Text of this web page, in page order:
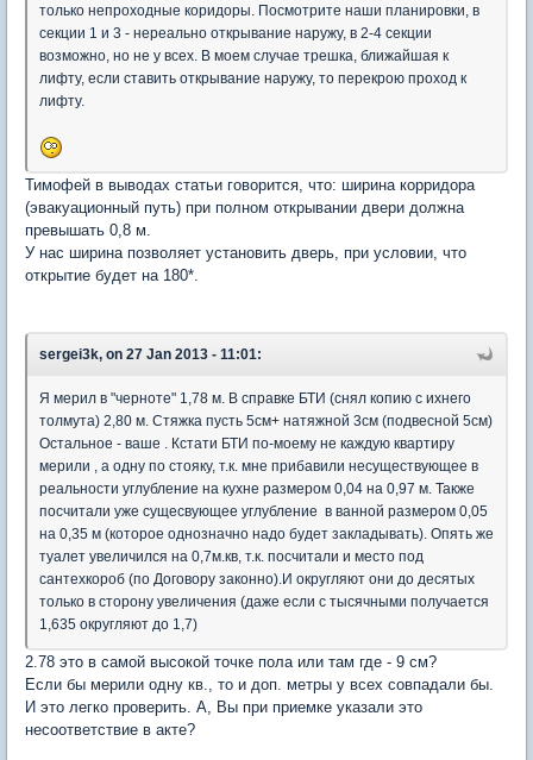
только непроходные коридоры. Посмотрите наши планировки, в
секции 1 и 3 - нереально открывание наружу, в 2-4 секции
возможно, но не у всех. В моем случае трешка, ближайшая к
лифту, если ставить открывание наружу, то перекрою проход к
лифту.
Тимофей в выводах статьи говорится, что: ширина корридора
(эвакуационный путь) при полном открывании двери должна
превышать 0,8 м.
У нас ширина позволяет установить дверь, при условии, что
открытие будет на 180*.
sergei3k, on 27 Jan 2013 - 11:01:
Я мерил в "черноте" 1,78 м. В справке БТИ (снял копию с ихнего
толмута) 2,80 м. Стяжка пусть 5см+ натяжной 3см (подвесной 5см)
Остальное - ваше . Кстати БТИ по-моему не каждую квартиру
мерили , а одну по стояку, т.к. мне прибавили несуществующее в
реальности углубление на кухне размером 0,04 на 0,97 м. Также
посчитали уже сущесвующее углубление в ванной размером 0,05
на 0,35 м (которое однозначно надо будет закладывать). Опять же
туалет увеличился на 0,7м.кв, т.к. посчитали и место под
сантехкороб (по Договору законно).И округляют они до десятых
только в сторону увеличения (даже если с тысячными получается
1,635 округляют до 1,7)
2.78 это в самой высокой точке пола или там где - 9 см?
Если бы мерили одну кв., то и доп. метры у всех совпадали бы.
И это легко проверить. А, Вы при приемке указали это
несоответствие в акте?